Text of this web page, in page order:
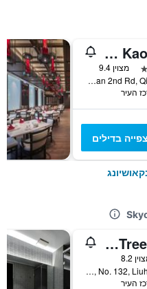
THE AMNIS, a Luxury Collection Hotel, Kaohsiung
מצוין 9.4
No.199, Zhongshan 2nd Rd, Qianzhen Dist., קאושיונג, טייוואן
צפייה בדילים
The Tree House
8.2
3F, No. 132, Liuhe 2nd Road, קאושיונג, טייוואן